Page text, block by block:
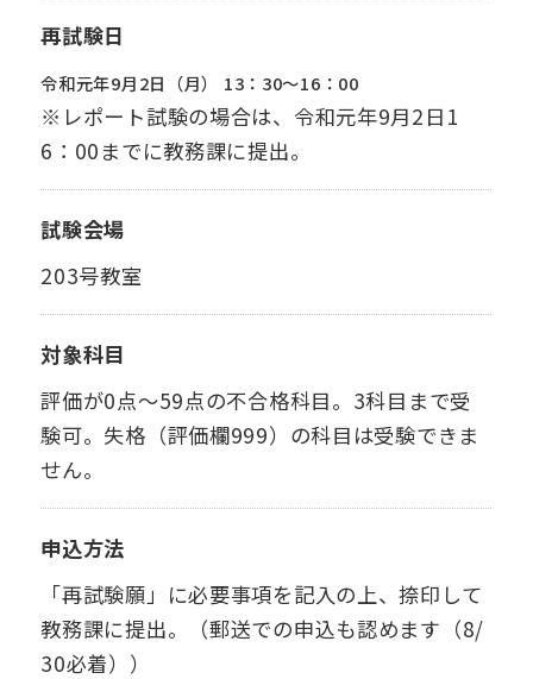
ご支援をお考えの方へ Language
再試験日
令和元年9月2日（月） 13：30～16：00
※レポート試験の場合は、令和元年9月2日1
6：00までに教務課に提出。
試験会場
203号教室
対象科目
評価が0点～59点の不合格科目。3科目まで受
験可。失格（評価欄999）の科目は受験できま
せん。
申込方法
「再試験願」に必要事項を記入の上、捺印して
教務課に提出。（郵送での申込も認めます（8/
30必着））